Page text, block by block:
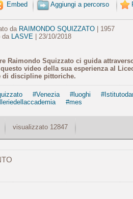
Embed Aggiungi a percorso
da RAIMONDO SQUIZZATO| 1957
da LASVE| 23/10/2018
Raimondo Squizzato ci guida
video della sua esperienza al
di discipline pittoriche.
#Venezia #luoghi
#mes
visualizzato 12847